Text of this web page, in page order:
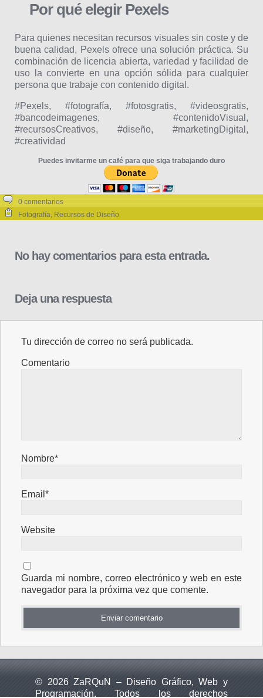
Por qué elegir Pexels
Para quienes necesitan recursos visuales sin coste y de
buena calidad, Pexels ofrece una solución práctica. Su
combinación de licencia abierta, variedad y facilidad de
uso la convierte en una opción sólida para cualquier
persona que trabaje con contenido digital.
#Pexels, #fotografía, #fotosgratis, #videosgratis,
#bancodeimagenes, #contenidoVisual,
#recursosCreativos, #diseño, #marketingDigital,
#creatividad
Puedes invitarme un café para que siga trabajando duro
0 comentarios
Fotografía, Recursos de Diseño
No hay comentarios para esta entrada.
Deja una respuesta
Tu dirección de correo no será publicada.
Comentario
Nombre*
Email*
Website
Guarda mi nombre, correo electrónico y web en este
navegador para la próxima vez que comente.
© 2026 ZaRQuN – Diseño Gráfico, Web y
Programación. Todos los derechos